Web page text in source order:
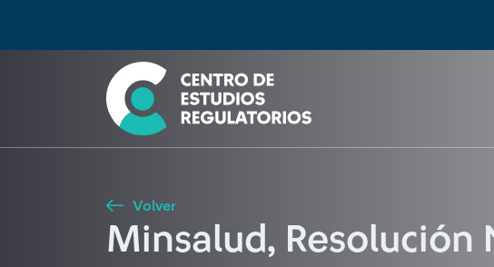
Seleccione país
Buscar
Volver
Minsalud, Resolución